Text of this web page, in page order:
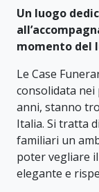
Un luogo
momento del
Le Case
consolidata nei
anni, stanno
Italia. Si tratta
familiari un
poter vegliare
elegante e